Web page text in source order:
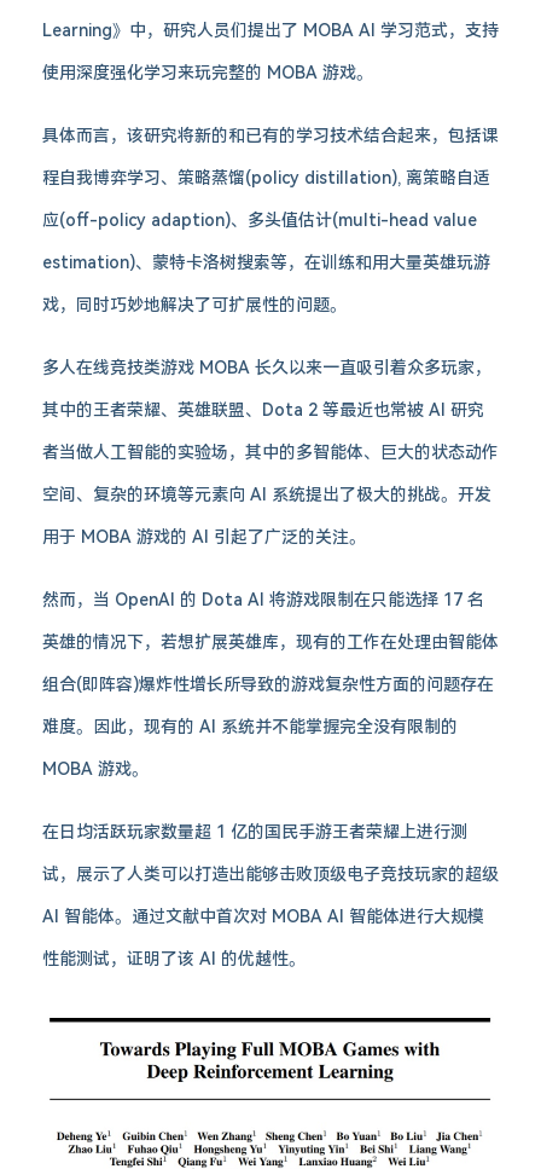
Learning》中，研究人员们提出了 MOBA AI 学习范式，支持
使用深度强化学习来玩完整的 MOBA 游戏。
具体而言，该研究将新的和已有的学习技术结合起来，包括课
程自我博弈学习、策略蒸馏(policy distillation), 离策略自适
应(off-policy adaption)、多头值估计(multi-head value
estimation)、蒙特卡洛树搜索等，在训练和用大量英雄玩游
戏，同时巧妙地解决了可扩展性的问题。
多人在线竞技类游戏 MOBA 长久以来一直吸引着众多玩家，
其中的王者荣耀、英雄联盟、Dota 2 等最近也常被 AI 研究
者当做人工智能的实验场，其中的多智能体、巨大的状态动作
空间、复杂的环境等元素向 AI 系统提出了极大的挑战。开发
用于 MOBA 游戏的 AI 引起了广泛的关注。
然而，当 OpenAI 的 Dota AI 将游戏限制在只能选择 17 名
英雄的情况下，若想扩展英雄库，现有的工作在处理由智能体
组合(即阵容)爆炸性增长所导致的游戏复杂性方面的问题存在
难度。因此，现有的 AI 系统并不能掌握完全没有限制的
MOBA 游戏。
在日均活跃玩家数量超 1 亿的国民手游王者荣耀上进行测
试，展示了人类可以打造出能够击败顶级电子竞技玩家的超级
AI 智能体。通过文献中首次对 MOBA AI 智能体进行大规模
性能测试，证明了该 AI 的优越性。